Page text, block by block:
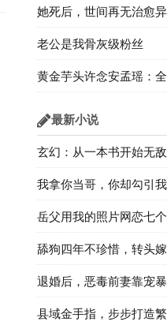
的姐姐断绝关系
她死后，世间再无治愈
老公是我骨灰级粉丝
黄金芋头许念安孟瑶：
最新小说
玄幻：从一本书开始无敌
我拿你当哥，你却勾引
岳父用我的照片网恋七
舔狗四年不珍惜，转头
退婚后，恶毒前妻靠宠
县域金手指，步步打造